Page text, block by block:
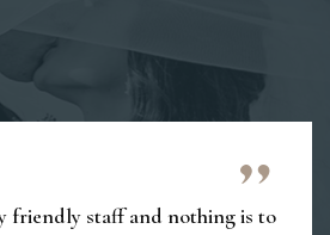
friendly staff and nothing is to
LOGIN
an account